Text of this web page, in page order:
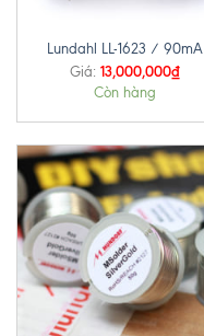
Lundahl LL-1623 / 90mA
Giá: 13,000,000₫
Còn hàng